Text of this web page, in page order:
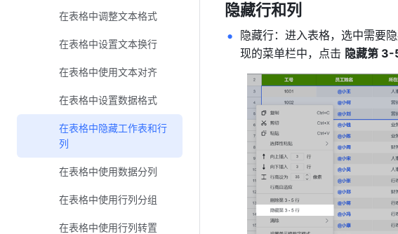
在表格中调整文本格式
在表格中设置文本换行
在表格中使用文本对齐
在表格中设置数据格式
在表格中隐藏工作表和行
列
在表格中使用数据分列
在表格中使用行列分组
在表格中使用行列转置
隐藏行和列
隐藏行：进入表格，选中需要
现的菜单栏中，点击 隐藏第 3-